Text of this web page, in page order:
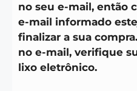
no seu e-mail, então
e-mail informado
finalizar a sua
no e-mail, verifique
lixo eletrônico.